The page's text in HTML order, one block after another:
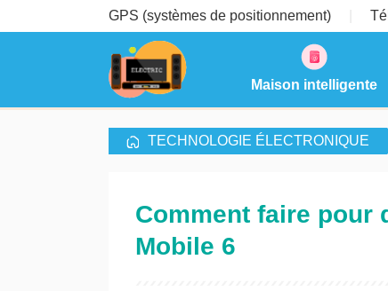
GPS (systèmes de positionnement)
Maison intelligente
TECHNOLOGIE ÉLECTRONIQUE
Comment faire pour
Mobile 6